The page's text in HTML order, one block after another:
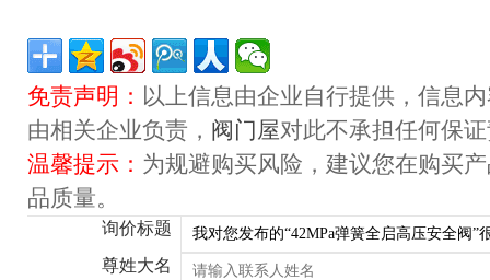
免责声明： 以上信息由企业自行提供，信息
由相关企业负责， 阀门屋对此不承担任何保
温馨提示： 为规避购买风险，建议您在购买
品质量。
询价标题
尊姓大名